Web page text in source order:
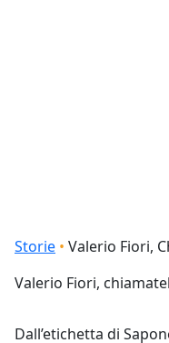
Briciole di
Storie Valerio Fiori,
Valerio Fiori,
Dall’etichetta di